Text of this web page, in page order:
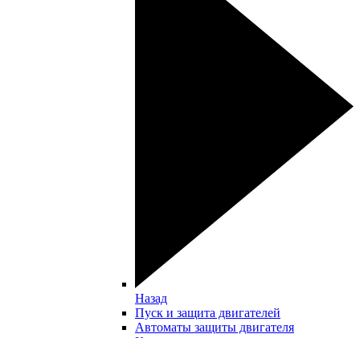
Назад
Пуск и защита двигателей
Автоматы защиты двигателя